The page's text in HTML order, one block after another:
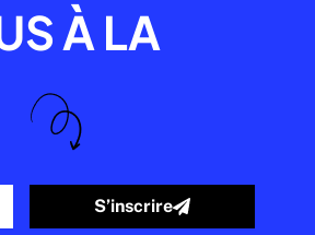
À LA
S’inscrire